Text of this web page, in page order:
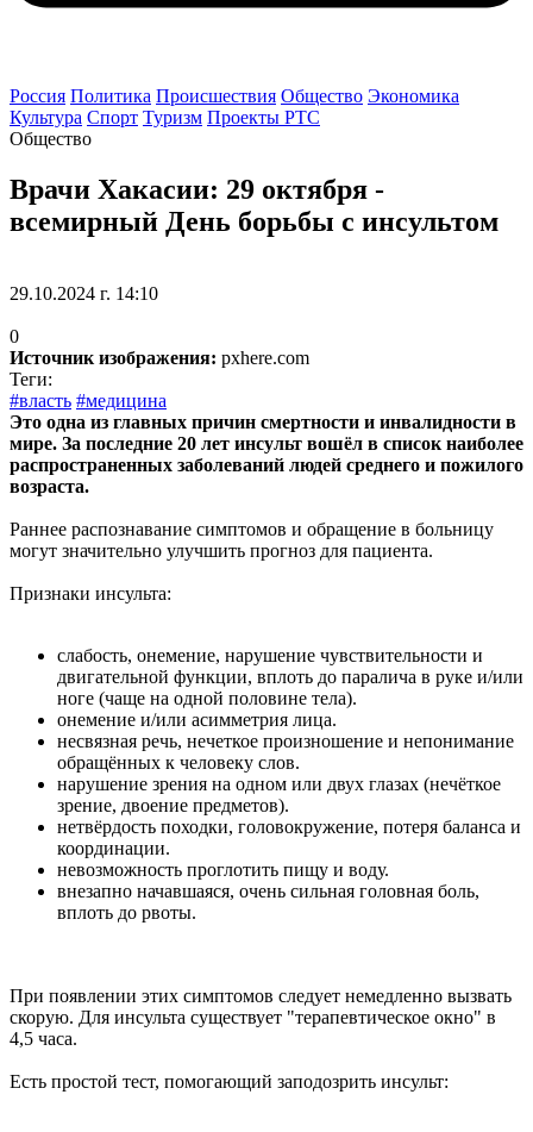
Россия Политика Происшествия Общество Экономика
Культура Спорт Туризм Проекты РТС
Общество
Врачи Хакасии: 29 октября -
всемирный День борьбы с инсультом
29.10.2024 г. 14:10
0
Источник изображения: pxhere.com
Теги:
#власть #медицина
Это одна из главных причин смертности и инвалидности в
мире. За последние 20 лет инсульт вошёл в список наиболее
распространенных заболеваний людей среднего и пожилого
возраста.
Раннее распознавание симптомов и обращение в больницу
могут значительно улучшить прогноз для пациента.
Признаки инсульта:
слабость, онемение, нарушение чувствительности и
двигательной функции, вплоть до паралича в руке и/или
ноге (чаще на одной половине тела).
онемение и/или асимметрия лица.
несвязная речь, нечеткое произношение и непонимание
обращённых к человеку слов.
нарушение зрения на одном или двух глазах (нечёткое
зрение, двоение предметов).
нетвёрдость походки, головокружение, потеря баланса и
координации.
невозможность проглотить пищу и воду.
внезапно начавшаяся, очень сильная головная боль,
вплоть до рвоты.
При появлении этих симптомов следует немедленно вызвать
скорую. Для инсульта существует "терапевтическое окно" в
4,5 часа.
Есть простой тест, помогающий заподозрить инсульт: